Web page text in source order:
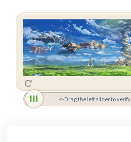
<-Drag the left slider to verify